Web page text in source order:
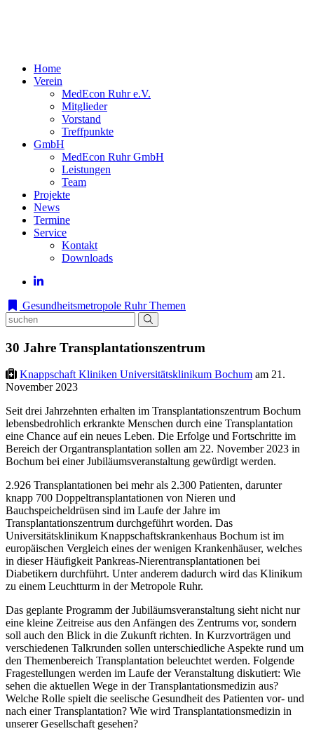
Home
Verein
MedEcon Ruhr e.V.
Mitglieder
Vorstand
Treffpunkte
GmbH
MedEcon Ruhr GmbH
Leistungen
Team
Projekte
News
Termine
Service
Kontakt
Downloads
Gesundheitsmetropole Ruhr Themen
30 Jahre Transplantationszentrum
Knappschaft Kliniken Universitätsklinikum Bochum am 21.
November 2023
Seit drei Jahrzehnten erhalten im Transplantationszentrum Bochum
lebensbedrohlich erkrankte Menschen durch eine Transplantation
eine Chance auf ein neues Leben. Die Erfolge und Fortschritte im
Bereich der Organtransplantation sollen am 22. November 2023 in
Bochum bei einer Jubiläumsveranstaltung gewürdigt werden.
2.926 Transplantationen bei mehr als 2.300 Patienten, darunter
knapp 700 Doppeltransplantationen von Nieren und
Bauchspeicheldrüsen sind im Laufe der Jahre im
Transplantationszentrum durchgeführt worden. Das
Universitätsklinikum Knappschaftskrankenhaus Bochum ist im
europäischen Vergleich eines der wenigen Krankenhäuser, welches
in dieser Häufigkeit Pankreas-Nierentransplantationen bei
Diabetikern durchführt. Unter anderem dadurch wird das Klinikum
zu einem Leuchtturm in der Metropole Ruhr.
Das geplante Programm der Jubiläumsveranstaltung sieht nicht nur
eine kleine Zeitreise aus den Anfängen des Zentrums vor, sondern
soll auch den Blick in die Zukunft richten. In Kurzvorträgen und
verschiedenen Talkrunden sollen unterschiedliche Aspekte rund um
den Themenbereich Transplantation beleuchtet werden. Folgende
Fragestellungen werden im Laufe der Veranstaltung diskutiert: Wie
sehen die aktuellen Wege in der Transplantationsmedizin aus?
Welche Rolle spielt die seelische Gesundheit des Patienten vor- und
nach einer Transplantation? Wie wird Transplantationsmedizin in
unserer Gesellschaft gesehen?